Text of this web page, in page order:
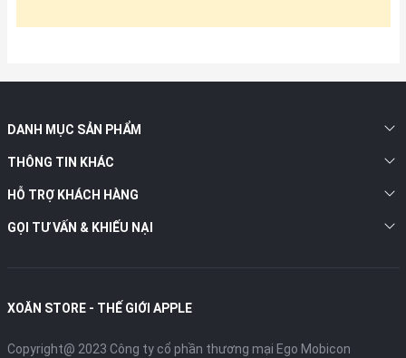
DANH MỤC SẢN PHẨM
THÔNG TIN KHÁC
HỖ TRỢ KHÁCH HÀNG
GỌI TƯ VẤN & KHIẾU NẠI
XOĂN STORE - THẾ GIỚI APPLE
Copyright@ 2023 Công ty cổ phần thương mại Ego Mobicon